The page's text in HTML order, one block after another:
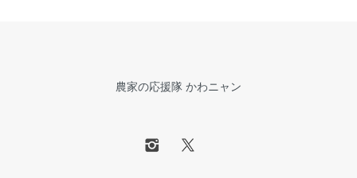
農家の応援隊 かわニャン